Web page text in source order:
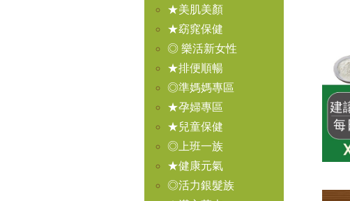
★美肌美顏
★窈窕保健
◎ 樂活新女性
★排便順暢
◎準媽媽專區
★孕婦專區
★兒童保健
◎上班一族
★健康元氣
◎活力銀髮族